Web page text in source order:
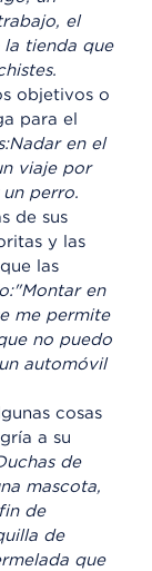
el
tienda que
objetivos o
para el
Nadar en el
viaje por
perro.
de sus
y las
las
"Montar en
me permite
no puedo
automóvil
cosas
a su
de
mascota,
de
de
que